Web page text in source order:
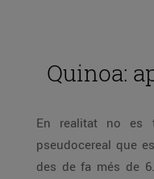
Quinoa:
En realitat no es
pseudocereal que
des de fa més de